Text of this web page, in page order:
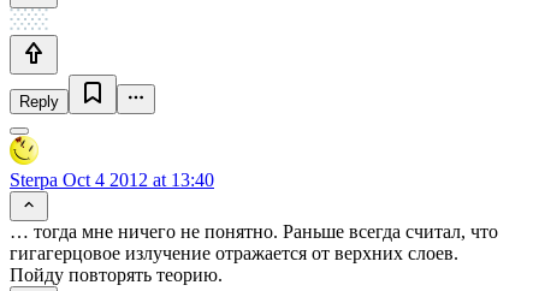
Reply
Sterpa Oct 4 2012 at 13:40
… тогда мне ничего не понятно. Раньше всегда считал, что
гигагерцовое излучение отражается от верхних слоев.
Пойду повторять теорию.